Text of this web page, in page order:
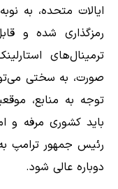
ایالات متحده، به
رمزگذاری شده و
ترمینال‌های
صورت، به سختی
توجه به منابع،
باید کشوری مرفه و
رئیس جمهور ترامپ
دوباره عالی شود.